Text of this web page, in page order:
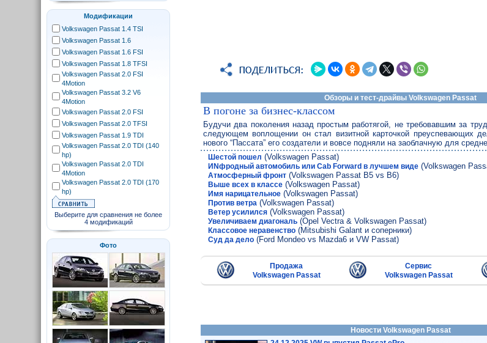
Обзоры и тест-драйвы Volkswagen Passat
В погоне за бизнес-классом
Будучи два поколения назад простым работягой, не требовавшим за
следующем воплощении он стал визитной карточкой преуспевающих
нового “Пассата” его создатели и вовсе подняли на заоблачную для
Шестой пошел (Volkswagen Passat)
ИNфродный автомобиль или Cab Forward в лучшем виде(Volkswagen
Атмосферный фронт(Volkswagen Passat B5 vs B6)
Выше всех в классе(Volkswagen Passat)
Имя нарицательное(Volkswagen Passat)
Против ветра(Volkswagen Passat)
Ветер усилился(Volkswagen Passat)
Увеличиваем диагональ(Opel Vectra & Volkswagen Passat)
Классовое неравенство(Mitsubishi Galant и соперники)
Суд да дело(Ford Mondeo vs Mazda6 и VW Passat)
Продажа
Volkswagen Passat
Сервис
Volkswagen Passat
Новости Volkswagen Passat
Модификации
Volkswagen Passat 1.4 TSI
Volkswagen Passat 1.6
Volkswagen Passat 1.6 FSI
Volkswagen Passat 1.8 TFSI
Volkswagen Passat 2.0 FSI
4Motion
Volkswagen Passat 3.2 V6
4Motion
Volkswagen Passat 2.0 FSI
Volkswagen Passat 2.0 TFSI
Volkswagen Passat 1.9 TDI
Volkswagen Passat 2.0 TDI (140
hp)
Volkswagen Passat 2.0 TDI
4Motion
Volkswagen Passat 2.0 TDI (170
hp)
Выберите для сравнения не более
4 модификаций
Фото